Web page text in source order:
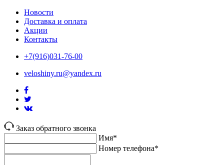
Новости
Доставка и оплата
Акции
Контакты
+7(916)031-76-00
veloshiny.ru@yandex.ru
Заказ обратного звонка
Имя*
Номер телефона*